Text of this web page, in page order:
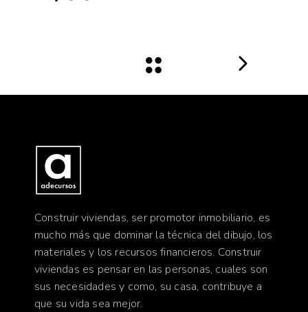
Construir viviendas, ser promotor inmobiliario, es
mucho más que dominar la técnica del dibujo, los
materiales y los recursos financieros. Construir
viviendas es pensar en las personas, cuales son
sus necesidades y como, su casa, contribuye a
que su vida sea mejor.